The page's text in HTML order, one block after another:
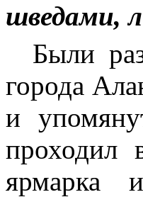
шведами,
Были
города
и
проходил
ярмарка